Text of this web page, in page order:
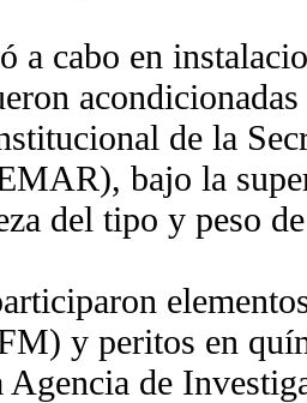
a cabo en
de la
bajo la
del tipo y peso
y peritos en
Agencia de